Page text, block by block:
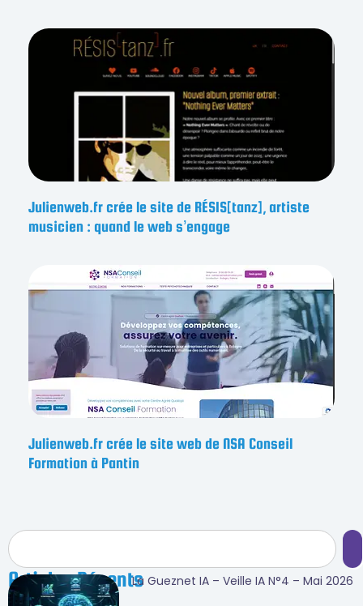
Julienweb.fr crée le site de RÉSIS[tanz], artiste
musicien : quand le web s’engage
Julienweb.fr crée le site web de NSA Conseil
Formation à Pantin
Articles RécentsLa Gueznet IA – Veille IA N°4 – Mai 2026